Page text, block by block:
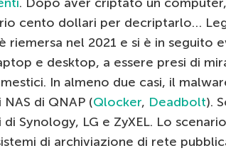
cento dollari per decriptarlo…
riemersa nel 2021 e si è in seguito
e desktop, a essere presi di
In almeno due casi, il
di QNAP (Qlocker, Deadbolt).
di Synology, LG e ZyXEL. Lo
di archiviazione di rete